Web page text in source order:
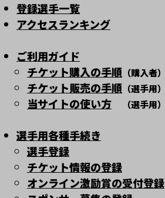
登録選手一覧
アクセスランキング
ご利用ガイド
チケット購入の手順 （購入者）
チケット販売の手順 （選手用）
当サイトの使い方 （選手用）
選手用各種手続き
選手登録
チケット情報の登録
オンライン激励賞の受付登録